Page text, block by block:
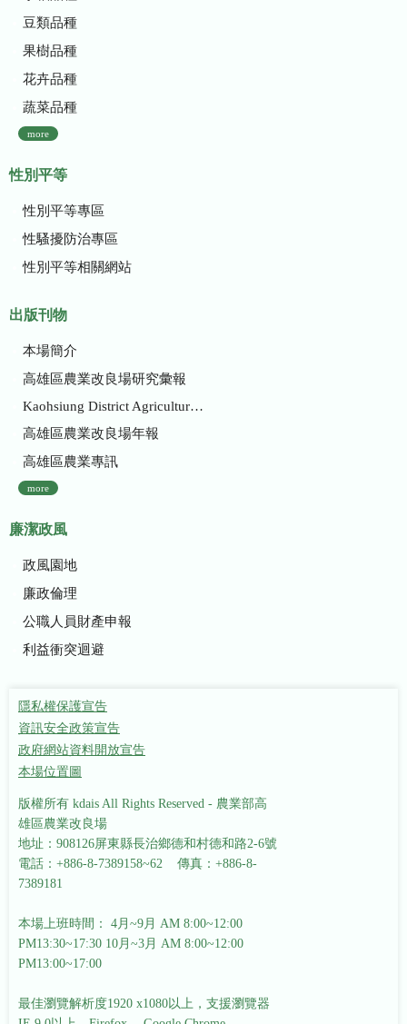
豆類品種
果樹品種
花卉品種
蔬菜品種
more
性別平等
性別平等專區
性騷擾防治專區
性別平等相關網站
出版刊物
本場簡介
高雄區農業改良場研究彙報
Kaohsiung District Agricultural Research and Extension Station
高雄區農業改良場年報
高雄區農業專訊
more
廉潔政風
政風園地
廉政倫理
公職人員財產申報
利益衝突迴避
隱私權保護宣告
資訊安全政策宣告
政府網站資料開放宣告
本場位置圖
版權所有 kdais All Rights Reserved - 農業部高
雄區農業改良場
地址：908126屏東縣長治鄉德和村德和路2-6號
電話：+886-8-7389158~62 傳真：+886-8-
7389181
本場上班時間： 4月~9月 AM 8:00~12:00
PM13:30~17:30 10月~3月 AM 8:00~12:00
PM13:00~17:00
最佳瀏覽解析度1920 x1080以上，支援瀏覽器